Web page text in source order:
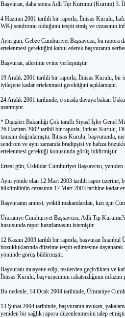
Başvuran, daha sonra Adli Tıp Kurumu (Kurum) 3.
4 Haziran 2001 tarihli bir raporla, İhtisas Kurulu,
WK) sendromu olduğunu tespit etmiş ve cezasının
Aynı gün, Gebze Cumhuriyet Başsavcısı, bu rapora
ertelenmesi gerektiğini kabul ederek başvuranın
Başvuran, ailesinin evine yerleşmiştir.
19 Aralık 2001 tarihli bir raporla, İhtisas Kurulu, bir
iyileşene kadar ertelenmesi gerektiğini açıklamıştır.
24 Aralık 2001 tarihinde, o sırada davaya bakan
uzatmıştır.
* Dışişleri Bakanlığı Çok taraflı Siyasî İşler Genel
26 Haziran 2002 tarihli bir raporla, İhtisas Kurulu,
tanısını doğrulamıştır. İhtisas Kurulu, başvuranda,
sendrom ve aynı zamanda bradipşisi ve hafıza
ertelenmesi gerektiği konusunda görüş bildirmiştir.
Ertesi gün, Üsküdar Cumhuriyet Başsavcısı,
Aynı yönde olan 12 Mart 2003 tarihli rapor üzerine,
hükümlünün cezasının 17 Mart 2003 tarihine kadar
Başvuranın annesi, yetkili makamlardan, kızı için
Ümraniye Cumhuriyet Başsavcısı, Adli Tıp
hususunda rapor hazırlamasını istemiştir.
12 Kasım 2003 tarihli bir raporla, başvuran
bozukluklarında düzelme tespit edilmesine
yönünde görüş bildirmiştir.
Başvuranı muayene edip, testlerden geçirdikten ve
İhtisas Kurulu, başvurucunun rahatsızlığının
Bu nedenle, 14 Ocak 2004 tarihinde, Ümraniye
13 Şubat 2004 tarihinde, başvuranın avukatı,
yeniden bir sağlık raporu düzenlenmesini talep